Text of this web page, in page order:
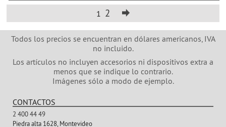
1 2
Todos los precios se encuentran en dólares americanos, IVA
no incluido.
Los artículos no incluyen accesorios ni dispositivos extra a
menos que se indique lo contrario.
Imágenes sólo a modo de ejemplo.
CONTACTOS
2 400 44 49
Piedra alta 1628, Montevideo